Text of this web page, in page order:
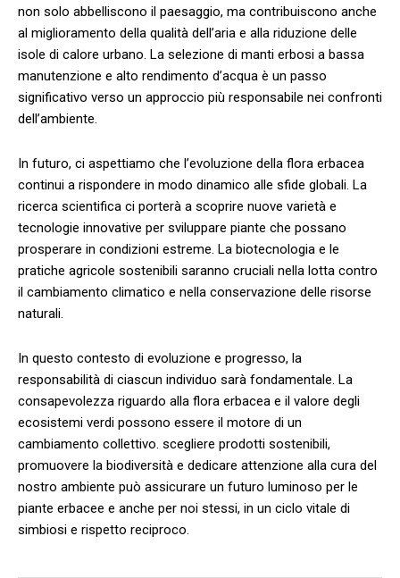
‍non solo abbelliscono il paesaggio,⁤ ma contribuiscono anche
al ⁢miglioramento della qualità dell’aria ‍e ‌alla ⁤riduzione delle
isole ​di calore urbano. ​La selezione ⁣di manti ‍erbosi ⁤a bassa⁢
manutenzione​ e alto⁢ rendimento d’acqua è‌ un passo
significativo verso un approccio più⁤ responsabile⁣ nei confronti
dell’ambiente.
In futuro, ci aspettiamo che l’evoluzione⁤ della flora erbacea
continui a rispondere ‌in modo dinamico alle sfide​ globali. La⁣
ricerca scientifica ci porterà a scoprire nuove⁣ varietà e
tecnologie ⁣innovative per sviluppare ⁢piante che possano
prosperare in condizioni estreme. La biotecnologia e ⁣le
pratiche agricole sostenibili saranno cruciali nella lotta contro
il cambiamento climatico e nella conservazione⁢ delle risorse
naturali.
In questo⁣ contesto⁣ di evoluzione ‍e progresso,⁢ la ​
responsabilità di ciascun individuo sarà fondamentale. La
consapevolezza riguardo alla flora erbacea e il valore ⁣degli⁢
ecosistemi verdi⁢ possono‍ essere ⁢il motore ⁣di un
cambiamento collettivo. scegliere prodotti sostenibili,
promuovere la biodiversità e⁣ dedicare attenzione alla cura del
nostro ambiente può assicurare un futuro ‍luminoso per le‍
piante erbacee e​ anche per⁣ noi stessi, in un ⁤ciclo vitale di
simbiosi e ‌rispetto reciproco.